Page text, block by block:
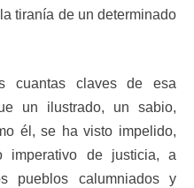
tiranía de un determinado
cuantas claves de esa
un ilustrado, un sabio,
él, se ha visto impelido,
de justicia, a
pueblos calumniados y